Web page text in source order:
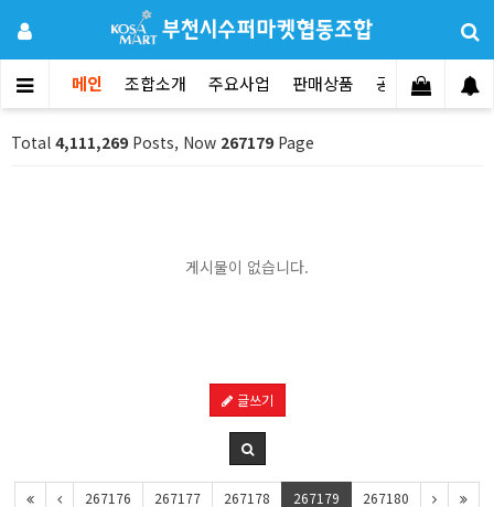
메인 조합소개 주요사업 판매상품 공지사항 문
Total 4,111,269 Posts, Now 267179 Page
게시물이 없습니다.
글쓰기
267176 267177 267178 267179 267180